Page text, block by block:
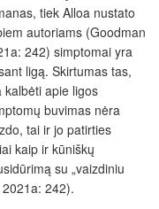
tiek Alloa nustato
autoriams (Goodman
242) simptomai yra
ligą. Skirtumas tas,
apie ligos
buvimas nėra
tai ir jo patirties
kaip ir kūniškų
su „vaizdiniu
2021a: 242).